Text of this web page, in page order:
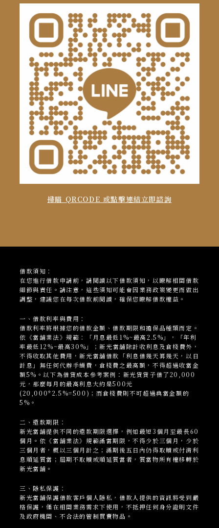
掃瞄 QRCODE 或點擊連結立即諮詢
借款須知：
在您進行借款申請前，請閱讀以下借款須知，以瞭解相關借款
細節與責任。請注意，這些須知可能會因業務政策變更而做出
調整，建議您在每次借款前閱讀，確保您瞭解借款權益。
一、借款利率與費用：
借款利率將根據您的借款金額、借款期限和擔保品種類而定。
依《當舖業法》規範：「月息最低1%~最高2.5%」，「年利
率最低12%~最高30%」；新光當舖除計收利息及倉棧費外，
不得收取其他費用，新光當舖借款「利息借幾天算幾天，以日
計息」無任何代辦手續費，倉棧費之最高額，不得超過收當金
額5%。以下為借貸成本參考案例：新光貸貸子借了20,000
元，那麼每月的最高利息大約是500元
(20,000*2.5%=500)；而倉棧費則不可超過典當金額的
5%。
二、還款期限：
新光當舖提供不同的還款期限選擇，例如最短3個月至最長60
個月。依《當舖業法》規範滿當期限，不得少於三個月，少於
三個月者，概以三個月計之；滿期後五日內仍得取贖或付清利
息順延質當；屆期不取贖或順延質當者，質當物所有權移轉於
新光當舖。
三、隱私保護：
新光當舖保護借款客戶個人隱私，借款人提供的資訊將受到嚴
格保護，僅在相關業務需求下使用，不抵押任何身分證明文件
及政府機關、不合法的管制買賣物品。